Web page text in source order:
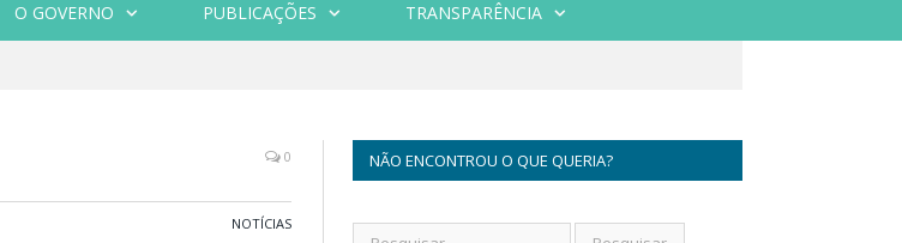
O GOVERNO PUBLICAÇÕES TRANSPARÊNCIA
0
NOTÍCIAS
NÃO ENCONTROU O QUE QUERIA?